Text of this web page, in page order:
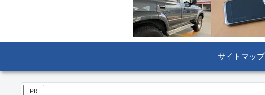
サイトマップ
PR